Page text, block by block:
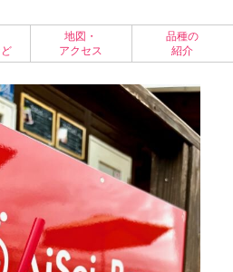
地図・
アクセス
品種の
紹介